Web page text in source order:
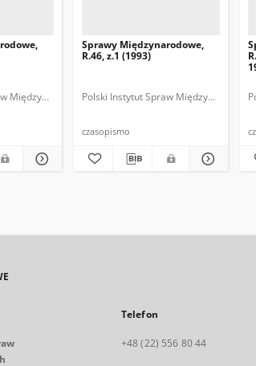
Międzynarodowych. Polska Fundacja Spraw
Sprawy Międzynarodowe,
R.46, z.1 (1993)
Polski Instytut Spraw
czasopismo
Telefon
+48 (22) 556 80 44